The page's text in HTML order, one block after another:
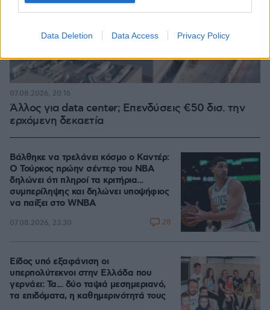
Data Deletion Data Access Privacy Policy
Άλλος για data center; Επενδύσεις €50 δισ. την
ερχόμενη δεκαετία
07.08.2026, 20:16
Βάλθηκε να τρελάνει κόσμο ο Καντέρ:
Ο Τούρκος πρώην σέντερ του NBA
δηλώνει ότι πληροί τα κριτήρια...
συμπερίληψης και δηλώνει υποψήφιος
να παίξει στο WNBA
07.08.2026, 23:30 28
Είδος υπό εξαφάνιση οι
υπερπολύτεκνοι στην Ελλάδα που
γερνάει: Τα... δύο ταψιά μεσημεριανό,
τα επιδόματα, η καθημερινότητά τους